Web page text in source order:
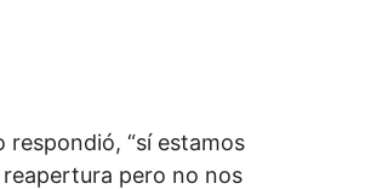
respondió, “sí estamos
pero no nos